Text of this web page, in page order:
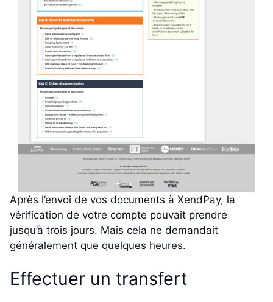
Après l’envoi de vos documents à XendPay, la
vérification de votre compte pouvait prendre
jusqu’à trois jours. Mais cela ne demandait
généralement que quelques heures.
Effectuer un transfert